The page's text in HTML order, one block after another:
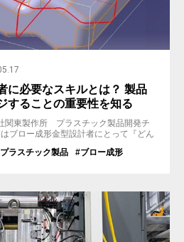
に必要なスキルとは？ 製品
することの重要性を知る
関東製作所 プラスチック製品開発チ
ブロー成形金型設計者にとって『どん
要なスキルとは？ まずCAD作業をする
ラスチック製品
#ブロー成形